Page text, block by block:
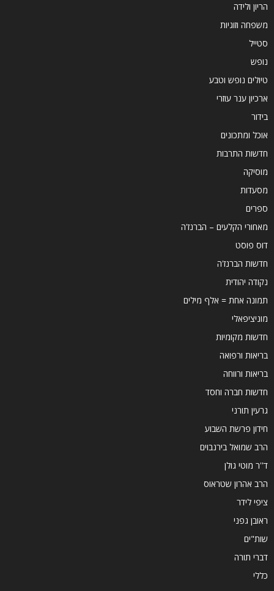
הריון ולידה
משפחה וזוגיות
סטייל
נופש
טיולים נופש וטבע
ארכיון ענר עוזרי
בידור
אוכל ומתכונים
חדשות התרבות
מוסיקה
מסעדות
ספרים
מאחורי הקלעים – הברנז'ה
דוס פוסט
חדשות הברנז'ה
נקודה יהודית
תמונה אחת = אלף מילים
מוניציפאלי
חדשות מקומיות
בריאות ורפואה
בריאות ורווחה
חדשות חברה וחסד
גרעין תורני
חידון פרשת השבוע
הרב שמואל בירנבוים
ד''ר מוטי גולן
הרב אהרון שטראוס
ציפי לידר
ראובן גפני
שות"ים
דברי תורה
כללי